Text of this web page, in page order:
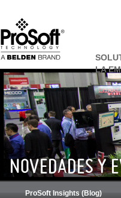
LA
NOVEDADES Y
ProSoft Insights (Blog)